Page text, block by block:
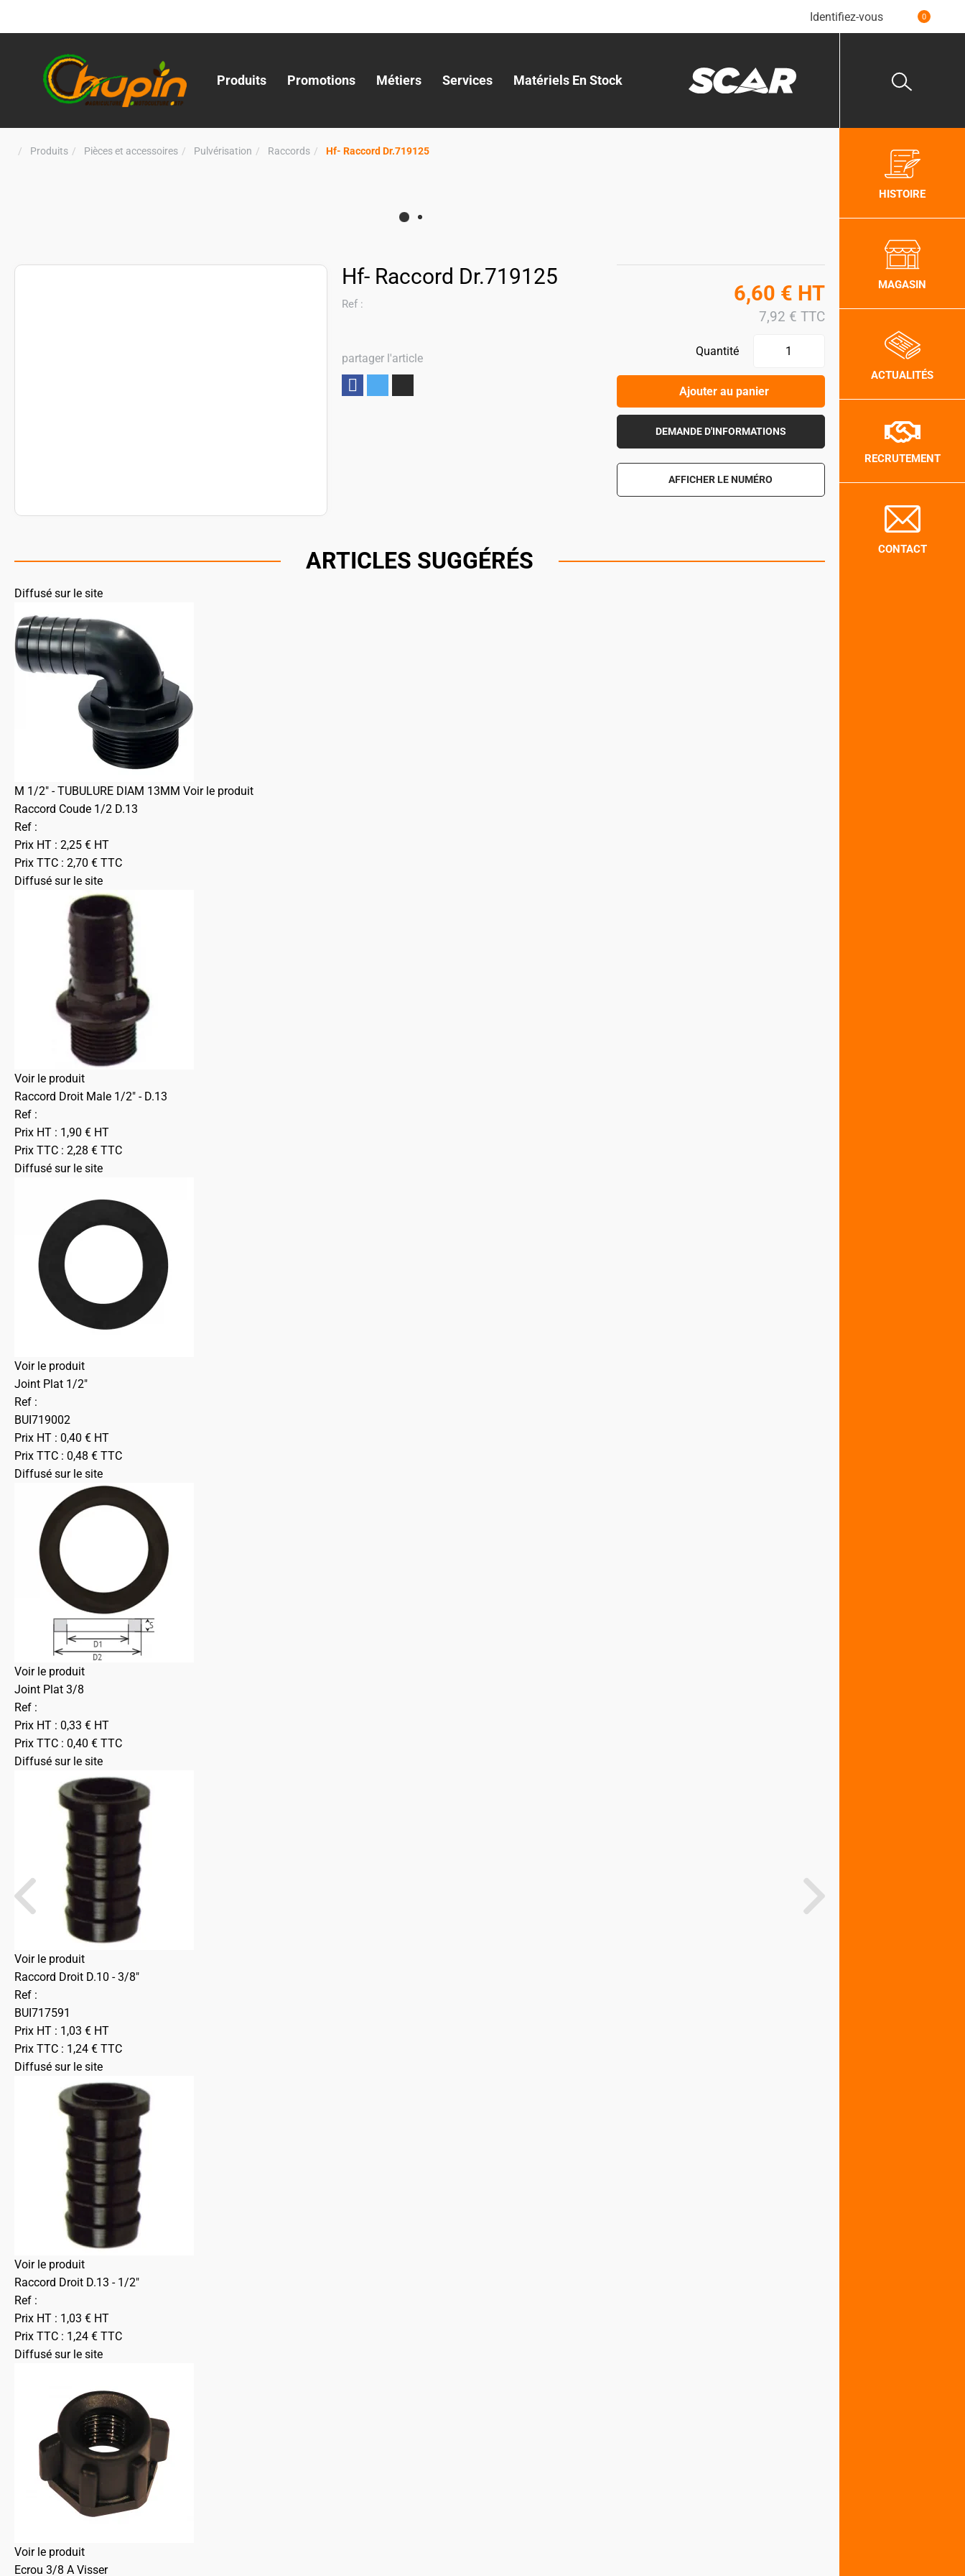
Identifiez-vous 0
Produits Promotions Métiers Services Matériels En Stock
Produits Pièces et accessoires Pulvérisation Raccords Hf- Raccord Dr.719125
Hf- Raccord Dr.719125
Ref :
partager l'article
6,60 € HT
7,92 € TTC
Quantité
Ajouter au panier
DEMANDE D'INFORMATIONS
AFFICHER LE NUMÉRO
ARTICLES SUGGÉRÉS
Diffusé sur le site
M 1/2" - TUBULURE DIAM 13MM Voir le produit
Raccord Coude 1/2 D.13
Ref :
Prix HT : 2,25 € HT
Prix TTC : 2,70 € TTC
Diffusé sur le site
Voir le produit
Raccord Droit Male 1/2" - D.13
Ref :
Prix HT : 1,90 € HT
Prix TTC : 2,28 € TTC
Diffusé sur le site
Voir le produit
Joint Plat 1/2"
Ref :
BUI719002
Prix HT : 0,40 € HT
Prix TTC : 0,48 € TTC
Diffusé sur le site
Voir le produit
Joint Plat 3/8
Ref :
Prix HT : 0,33 € HT
Prix TTC : 0,40 € TTC
Diffusé sur le site
Voir le produit
Raccord Droit D.10 - 3/8"
Ref :
BUI717591
Prix HT : 1,03 € HT
Prix TTC : 1,24 € TTC
Diffusé sur le site
Voir le produit
Raccord Droit D.13 - 1/2"
Ref :
Prix HT : 1,03 € HT
Prix TTC : 1,24 € TTC
Diffusé sur le site
Voir le produit
Ecrou 3/8 A Visser
HISTOIRE
MAGASIN
ACTUALITÉS
RECRUTEMENT
CONTACT